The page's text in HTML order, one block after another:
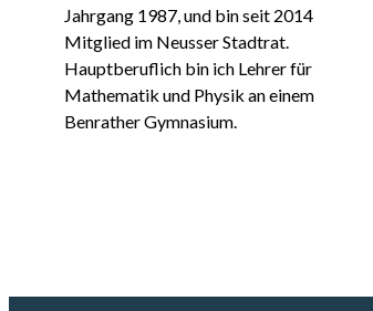
Jahrgang 1987, und bin seit 2014
Mitglied im Neusser Stadtrat.
Hauptberuflich bin ich Lehrer für
Mathematik und Physik an einem
Benrather Gymnasium.